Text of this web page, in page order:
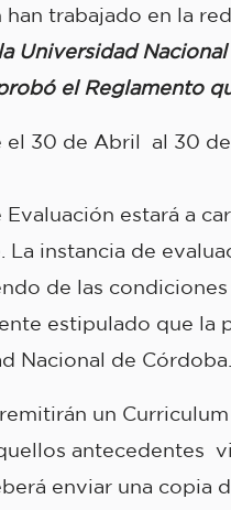
trabajado en la
Universidad
el Reglamento
el 30 de Abril al 30
estará a
instancia de
de las
estipulado que la
Nacional de Córdoba.
un
antecedentes
enviar una